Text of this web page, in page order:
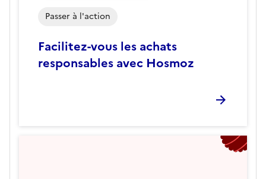
Facilitez-vous les achats
responsables avec Hosmoz
Passer à l'action